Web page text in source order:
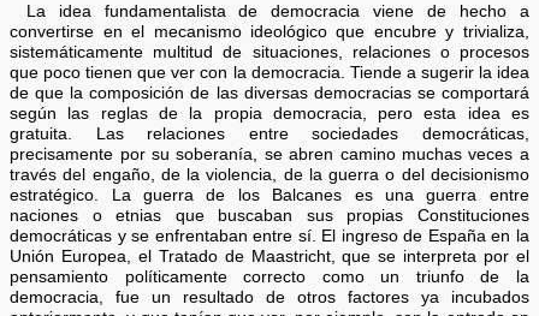
La idea fundamentalista de democracia viene de hecho a
convertirse en el mecanismo ideológico que encubre y trivializa,
sistemáticamente multitud de situaciones, relaciones o procesos
que poco tienen que ver con la democracia. Tiende a sugerir la idea
de que la composición de las diversas democracias se comportará
según las reglas de la propia democracia, pero esta idea es
gratuita. Las relaciones entre sociedades democráticas,
precisamente por su soberanía, se abren camino muchas veces a
través del engaño, de la violencia, de la guerra o del decisionismo
estratégico. La guerra de los Balcanes es una guerra entre
naciones o etnias que buscaban sus propias Constituciones
democráticas y se enfrentaban entre sí. El ingreso de España en la
Unión Europea, el Tratado de Maastricht, que se interpreta por el
pensamiento políticamente correcto como un triunfo de la
democracia, fue un resultado de otros factores ya incubados